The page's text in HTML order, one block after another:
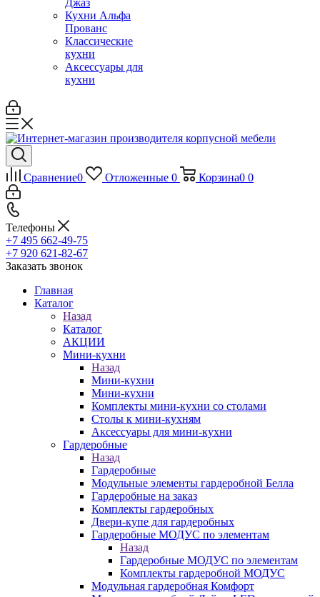
Джаз
Кухни Альфа
Прованс
Классические
кухни
Аксессуары для
кухни
Сравнение0 Отложенные 0 Корзина0 0
Телефоны
+7 495 662-49-75
+7 920 621-82-67
Заказать звонок
Главная
Каталог
Назад
Каталог
АКЦИИ
Мини-кухни
Назад
Мини-кухни
Мини-кухни
Комплекты мини-кухни со столами
Столы к мини-кухням
Аксессуары для мини-кухни
Гардеробные
Назад
Гардеробные
Модульные элементы гардеробной Белла
Гардеробные на заказ
Комплекты гардеробных
Двери-купе для гардеробных
Гардеробные МОДУС по элементам
Назад
Гардеробные МОДУС по элементам
Комплекты гардеробной МОДУС
Модульная гардеробная Комфорт